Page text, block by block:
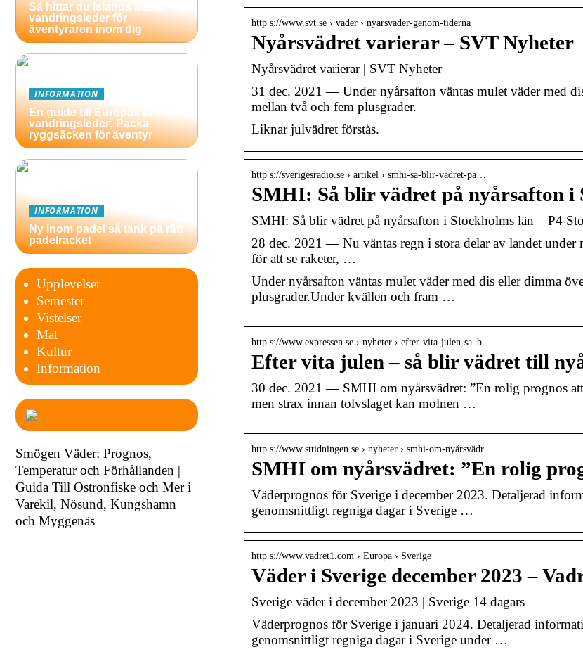
http s://www.svt.se › vader › nyarsvader-genom-tiderna
Nyårsvädret varierar – SVT Nyheter
Nyårsvädret varierar | SVT Nyheter
31 dec. 2021 — Under nyårsafton väntas mulet väder med
mellan två och fem plusgrader.
Liknar julvädret förstås.
http s://sverigesradio.se › artikel › smhi-sa-blir-vadret-pa…
SMHI: Så blir vädret på nyårsafton i
SMHI: Så blir vädret på nyårsafton i Stockholms län – P4
28 dec. 2021 — Nu väntas regn i stora delar av landet
för att se raketer, …
Under nyårsafton väntas mulet väder med dis eller dimma
plusgrader.Under kvällen och fram …
http s://www.expressen.se › nyheter › efter-vita-julen-sa–b…
Efter vita julen – så blir vädret till
30 dec. 2021 — SMHI om nyårsvädret: ”En rolig prognos
men strax innan tolvslaget kan molnen …
http s://www.sttidningen.se › nyheter › smhi-om-nyårsvädr…
SMHI om nyårsvädret: ”En rolig
Väderprognos för Sverige i december 2023. Detaljerad
genomsnittligt regniga dagar i Sverige …
http s://www.vadret1.com › Europa › Sverige
Väder i Sverige december 2023 –
Sverige väder i december 2023 | Sverige 14 dagars
Väderprognos för Sverige i januari 2024. Detaljerad
genomsnittligt regniga dagar i Sverige under …
Så hittar du Islands bästa
vandringsleder för
äventyraren inom dig
INFORMATION
En guide till Europas bästa
vandringsleder: Packa
ryggsäcken för äventyr
INFORMATION
Ny inom padel så tänk på rätt
padelracket
Upplevelser
Semester
Vistelser
Mat
Kultur
Information
Smögen Väder: Prognos,
Temperatur och Förhållanden |
Guida Till Ostronfiske och Mer i
Varekil, Nösund, Kungshamn
och Myggenäs